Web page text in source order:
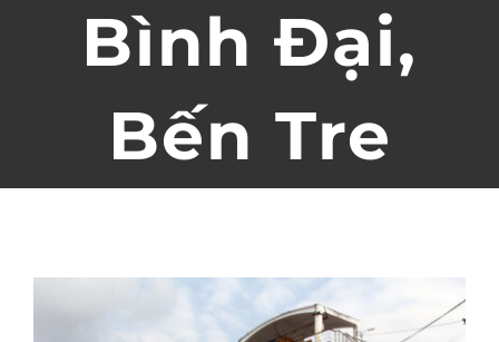
Tin tức
Liên hệ
Bình Đại,
Bến Tre